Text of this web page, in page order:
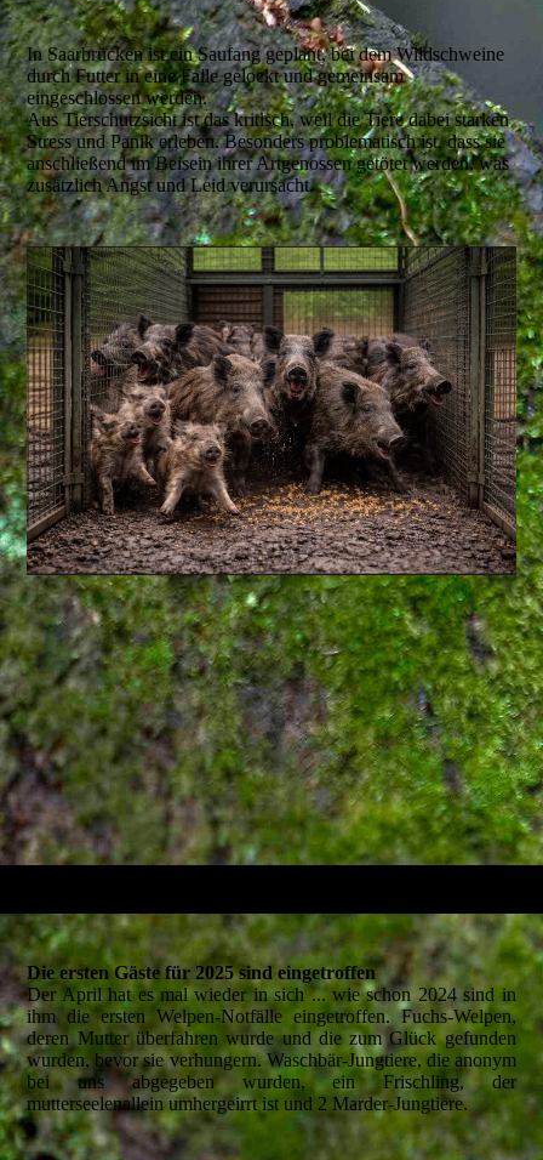
In Saarbrücken ist ein Saufang geplant, bei dem Wildschweine
durch Futter in eine Falle gelockt und gemeinsam
eingeschlossen werden.
Aus Tierschutzsicht ist das kritisch, weil die Tiere dabei starken
Stress und Panik erleben. Besonders problematisch ist, dass sie
anschließend im Beisein ihrer Artgenossen getötet werden, was
zusätzlich Angst und Leid verursacht.
Die ersten Gäste für 2025 sind eingetroffen
Der April hat es mal wieder in sich ... wie schon 2024 sind in
ihm die ersten Welpen-Notfälle eingetroffen. Fuchs-Welpen,
deren Mutter überfahren wurde und die zum Glück gefunden
wurden, bevor sie verhungern. Waschbär-Jungtiere, die anonym
bei uns abgegeben wurden, ein Frischling, der
mutterseelenallein umhergeirrt ist und 2 Marder-Jungtiere.